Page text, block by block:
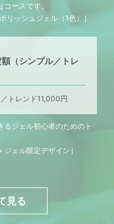
ースです。
リッシュジェル（1色）］
（シンプル／トレ
トレンド11,000円
ジェル初心者のためのト
ェル限定デザイン］
見る